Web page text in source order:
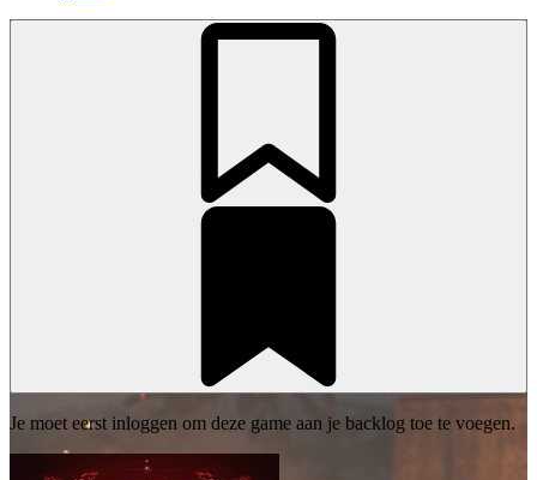
Je moet eerst inloggen om deze game aan je backlog toe te voegen.